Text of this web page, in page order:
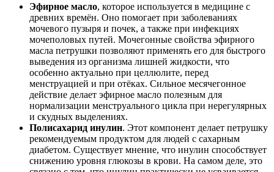
Эфирное масло, которое используется в медицине с
древних времён. Оно помогает при заболеваниях
мочевого пузыря и почек, а также при инфекциях
мочеполовых путей. Мочегонные свойства эфирного
масла петрушки позволяют применять его для быстрого
выведения из организма лишней жидкости, что
особенно актуально при целлюлите, перед
менструацией и при отёках. Сильное месячегонное
действие делает эфирное масло полезным для
нормализации менструального цикла при нерегулярных
и скудных выделениях.
Полисахарид инулин. Этот компонент делает петрушку
рекомендуемым продуктом для людей с сахарным
диабетом. Существует мнение, что инулин способствует
снижению уровня глюкозы в крови. На самом деле, это